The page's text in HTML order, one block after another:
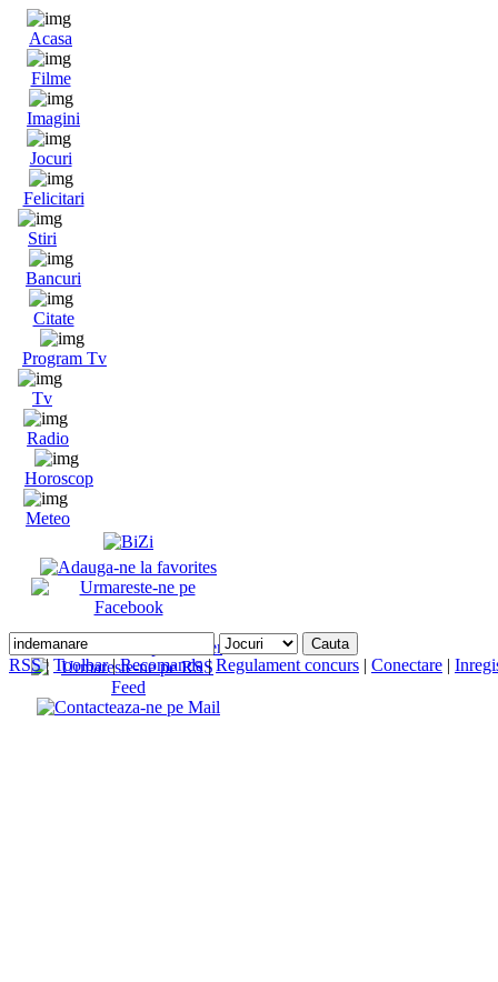
Acasa
Filme
Imagini
Jocuri
Felicitari
Stiri
Bancuri
Citate
Program Tv
Tv
Radio
Horoscop
Meteo
RSS| Toolbar|Recomanda|Regulament concurs | Conectare |